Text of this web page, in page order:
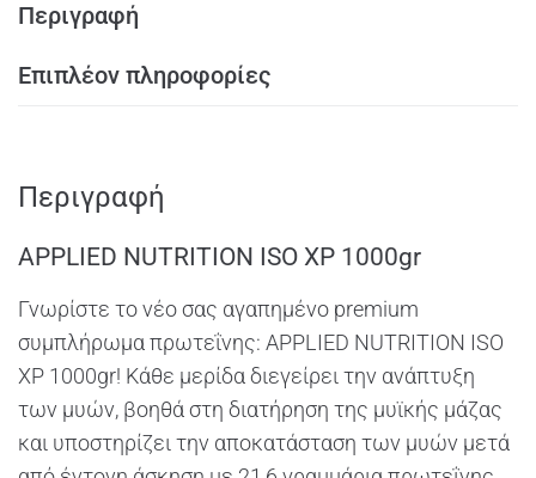
Περιγραφή
Επιπλέον πληροφορίες
Περιγραφή
APPLIED NUTRITION ISO XP 1000gr
Γνωρίστε το νέο σας αγαπημένο premium
συμπλήρωμα πρωτεΐνης: APPLIED NUTRITION ISO
XP 1000gr! Κάθε μερίδα διεγείρει την ανάπτυξη
των μυών, βοηθά στη διατήρηση της μυϊκής μάζας
και υποστηρίζει την αποκατάσταση των μυών μετά